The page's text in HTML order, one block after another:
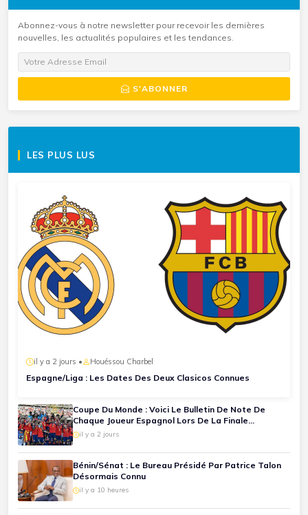
Abonnez-vous à notre newsletter pour recevoir les dernières
nouvelles, les actualités populaires et les tendances.
S'ABONNER
LES PLUS LUS
il y a 2 jours • Houéssou Charbel
Espagne/Liga : Les Dates Des Deux Clasicos Connues
Coupe Du Monde : Voici Le Bulletin De Note De
Chaque Joueur Espagnol Lors De La Finale
Espagne-Argentine
il y a 2 jours
Bénin/Sénat : Le Bureau Présidé Par Patrice Talon
Désormais Connu
il y a 10 heures